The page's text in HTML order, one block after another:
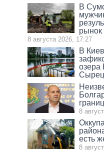
В
рынок
8 августа 2026, 17:27
В
озера
Сырец
8
есть
8